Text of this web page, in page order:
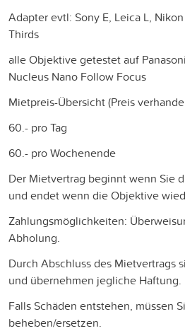
Adapter evtl: Sony E, Leica L,
Thirds
alle Objektive getestet auf
Nucleus Nano Follow Focus
Mietpreis-Übersicht (Preis
60.- pro Tag
60.- pro Wochenende
Der Mietvertrag beginnt wenn Sie
und endet wenn die Objektive
Zahlungsmöglichkeiten:
Abholung.
Durch Abschluss des Mietvertrags
und übernehmen jegliche Haftung.
Falls Schäden entstehen, müssen
beheben/ersetzen.